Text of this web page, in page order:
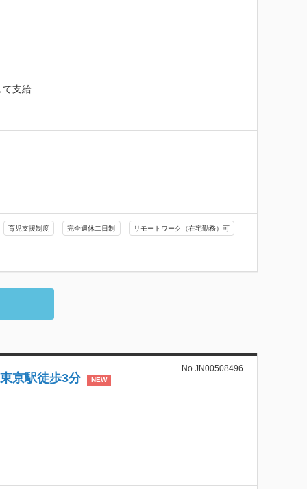
支給
育児支援制度 完全週休二日制 リモートワーク（在宅勤務）可
京駅徒歩3分
No.JN00508496
NEW